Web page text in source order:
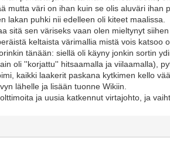
mutta väri on ihan kuin se olis aluväri
lakan puhki nii edelleen oli kiteet maalissa.
sitä sen väriseks vaan olen mieltynyt
keltaista värimallia mistä vois katsoo
tänään: siellä oli käyny jonkin sortin
oli ''korjattu'' hitsaamalla ja viilaamalla),
kaikki laakerit paskana kytkimen kello
lähelle ja lisään tuonne Wikiin.
ja uusia katkennut virtajohto, ja